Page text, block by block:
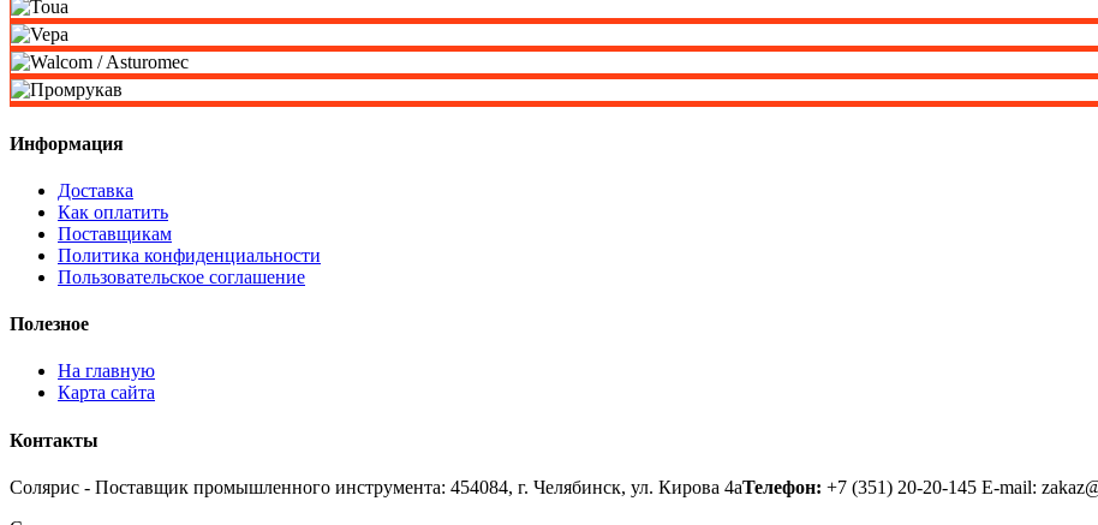
Информация
Доставка
Как оплатить
Поставщикам
Политика конфиденциальности
Пользовательское соглашение
Полезное
На главную
Карта сайта
Контакты
Солярис - Поставщик промышленного инструмента: 454084, г. Челябинск, ул. Кирова 4аТелефон: +7 (351) 20-20-145 E-mail: